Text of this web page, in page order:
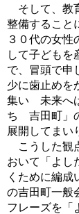
そして、教
整備すること
３０代の女性
して子どもを
で、冒頭で申
少に歯止めを
集い 未来へ
ち 吉田町」
展開してまい
こうした観
おいて「よし
くために編成
の吉田町一般
フレーズを「